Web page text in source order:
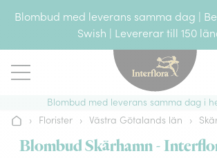
Blombud med leverans samma dag |
Swish | Levererar till 150
Blombud med leverans samma dag i
Hem› Florister › Västra Götalands län ›
Blombud Skärhamn -